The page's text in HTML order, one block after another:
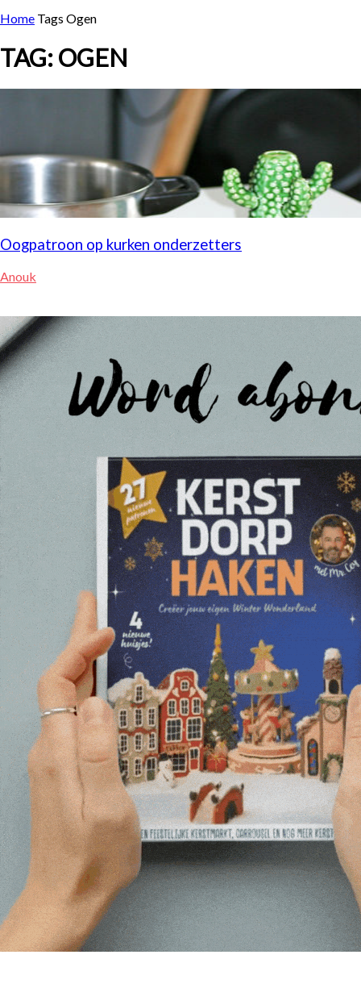
Home Tags Ogen
TAG: OGEN
Oogpatroon op kurken onderzetters
Anouk